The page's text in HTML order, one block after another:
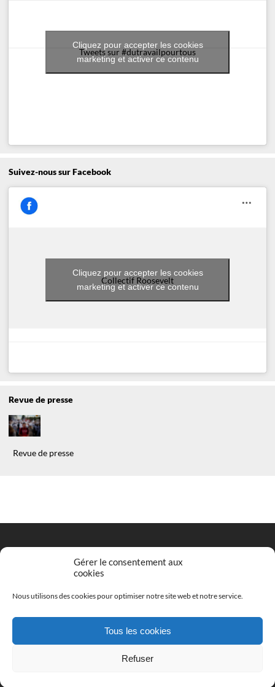
Gérer le consentement aux
cookies
Nous utilisons des cookies pour optimiser notre site web et notre service.
Tous les cookies
Refuser
Tweets sur #dutravailpourtous
Cliquez pour accepter les cookies
marketing et activer ce contenu
Suivez-nous sur Facebook
Collectif Roosevelt
Cliquez pour accepter les cookies
marketing et activer ce contenu
Revue de presse
Revue de presse
S'INSCRIRE